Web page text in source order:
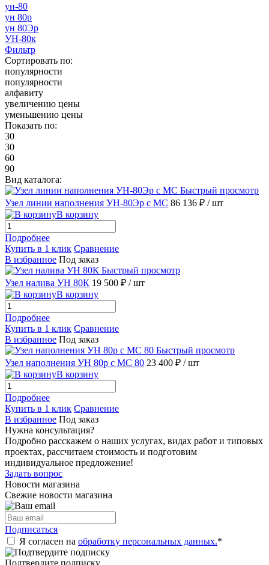
ун-80
ун 80р
ун 80Эр
УН-80к
Фильтр
Сортировать по:
популярности
популярности
алфавиту
увеличению цены
уменьшению цены
Показать по:
30
30
60
90
Вид каталога:
Быстрый просмотр
Узел линии наполнения УН-80Эр с МС 86 136 ₽ / шт
В корзину
Подробнее
Купить в 1 клик Сравнение
В избранное Под заказ
Быстрый просмотр
Узел налива УН 80К 19 500 ₽ / шт
В корзину
Подробнее
Купить в 1 клик Сравнение
В избранное Под заказ
Быстрый просмотр
Узел наполнения УН 80р с МС 80 23 400 ₽ / шт
В корзину
Подробнее
Купить в 1 клик Сравнение
В избранное Под заказ
Нужна консультация?
Подробно расскажем о наших услугах, видах работ и типовых
проектах, рассчитаем стоимость и подготовим
индивидуальное предложение!
Задать вопрос
Новости магазина
Свежие новости магазина
Подписаться
Я согласен на обработку персональных данных.*
Подтвердите подписку